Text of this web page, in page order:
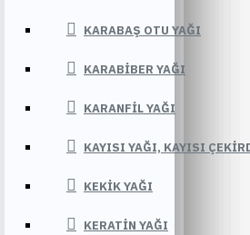
KARABAŞ OTU YAĞI
KARABIBER YAĞI
KARANFIL YAĞI
KAYISI YAĞI, KAYISI
KEKIK YAĞI
KERATIN YAĞI